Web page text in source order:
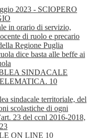
2023 - SCIOPERO
in orario di servizio,
di ruolo e precario
Regione Puglia
dice basta alle beffe ai
SINDACALE
10
sindacale territoriale, del
scolastiche di ogni
23 del ccnl 2016-2018,
ON LINE 10